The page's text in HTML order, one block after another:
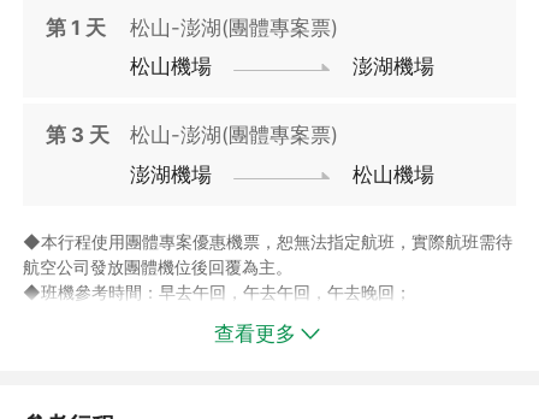
✅自費旅遊推薦【海洋牧場】：搭乘快艇沿途觀賞海天一色怡然海
即表示您同意旅行社依此安排入住飯店。
第 1 天
松山-澎湖(團體專案票)
松山機場
澎湖機場
第 3 天
松山-澎湖(團體專案票)
澎湖機場
松山機場
◆本行程使用團體專案優惠機票，恕無法指定航班，實際航班需待
航空公司發放團體機位後回覆為主。
◆班機參考時間：早去午回，午去午回，午去晚回；
午航班：中午11:31至17:00期間起飛之班機；
查看更多